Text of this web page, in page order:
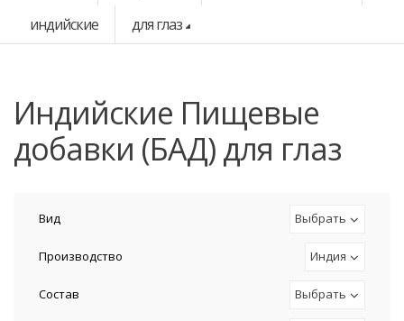
индийские
для глаз
индийские Пищевые
добавки (БАД) для глаз
Вид Выбрать
Производство Индия
Состав Выбрать